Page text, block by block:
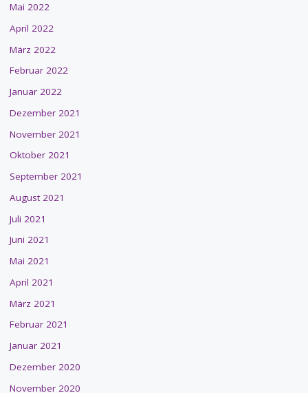
Mai 2022
April 2022
März 2022
Februar 2022
Januar 2022
Dezember 2021
November 2021
Oktober 2021
September 2021
August 2021
Juli 2021
Juni 2021
Mai 2021
April 2021
März 2021
Februar 2021
Januar 2021
Dezember 2020
November 2020